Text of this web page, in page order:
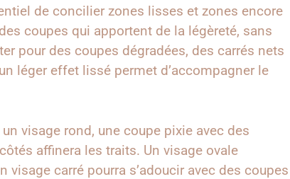
de concilier zones lisses et zones encore
coupes qui apportent de la légèreté, sans
pour des coupes dégradées, des carrés nets
léger effet lissé permet d’accompagner le
visage rond, une coupe pixie avec des
affinera les traits. Un visage ovale
visage carré pourra s’adoucir avec des coupes